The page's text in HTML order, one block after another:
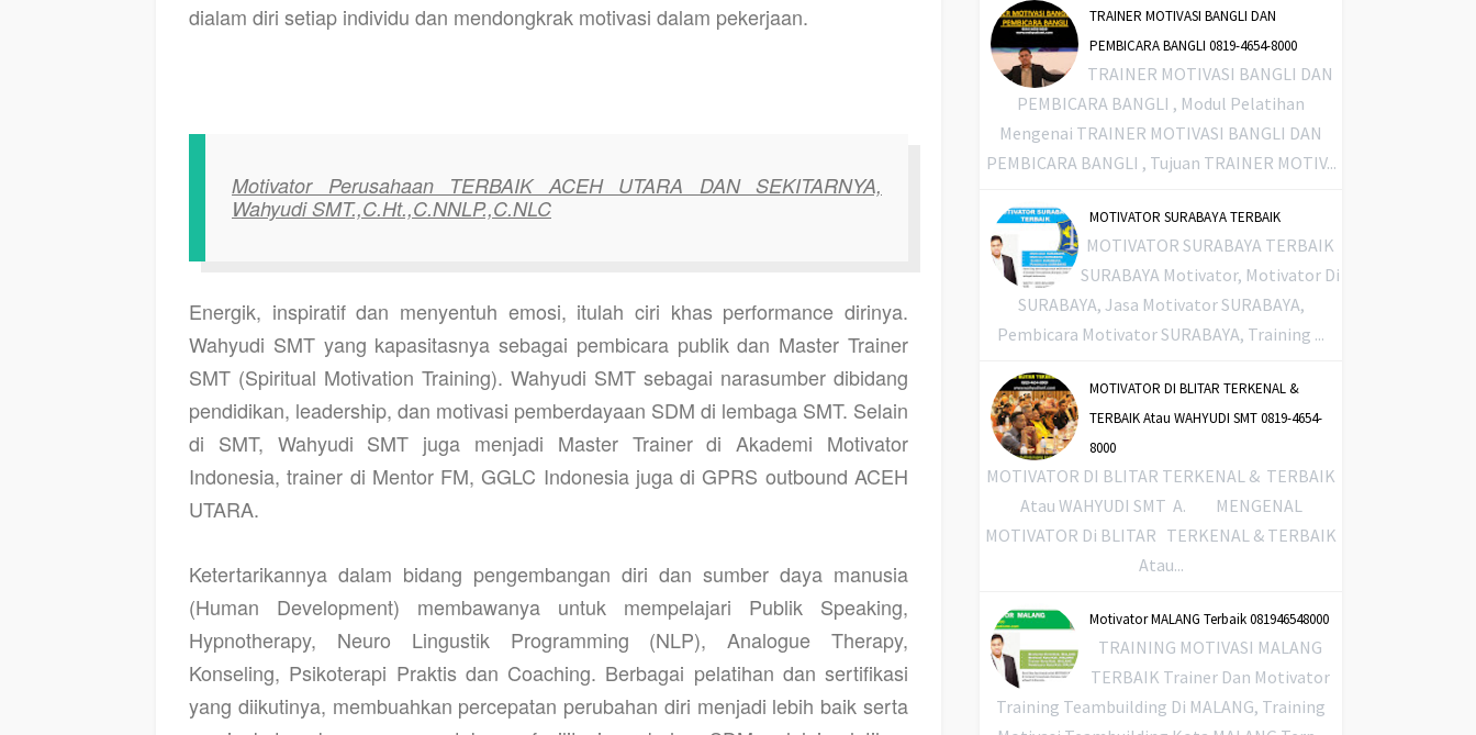
dialam diri setiap individu dan mendongkrak motivasi dalam pekerjaan.
Motivator Perusahaan TERBAIK ACEH UTARA DAN SEKITARNYA,
Wahyudi SMT.,C.Ht.,C.NNLP.,C.NLC
Energik, inspiratif dan menyentuh emosi, itulah ciri khas performance dirinya.
Wahyudi SMT yang kapasitasnya sebagai pembicara publik dan Master Trainer
SMT (Spiritual Motivation Training). Wahyudi SMT sebagai narasumber dibidang
pendidikan, leadership, dan motivasi pemberdayaan SDM di lembaga SMT. Selain
di SMT, Wahyudi SMT juga menjadi Master Trainer di Akademi Motivator
Indonesia, trainer di Mentor FM, GGLC Indonesia juga di GPRS outbound ACEH
UTARA.
Ketertarikannya dalam bidang pengembangan diri dan sumber daya manusia
(Human Development) membawanya untuk mempelajari Publik Speaking,
Hypnotherapy, Neuro Lingustik Programming (NLP), Analogue Therapy,
Konseling, Psikoterapi Praktis dan Coaching. Berbagai pelatihan dan sertifikasi
yang diikutinya, membuahkan percepatan perubahan diri menjadi lebih baik serta
TRAINER MOTIVASI BANGLI DAN
PEMBICARA BANGLI 0819-4654-8000
TRAINER MOTIVASI BANGLI DAN
PEMBICARA BANGLI , Modul Pelatihan
Mengenai TRAINER MOTIVASI BANGLI DAN
PEMBICARA BANGLI , Tujuan TRAINER MOTIV...
MOTIVATOR SURABAYA TERBAIK
MOTIVATOR SURABAYA TERBAIK
SURABAYA Motivator, Motivator Di
SURABAYA, Jasa Motivator SURABAYA,
Pembicara Motivator SURABAYA, Training ...
MOTIVATOR DI BLITAR TERKENAL &
TERBAIK Atau WAHYUDI SMT 0819-4654-
8000
MOTIVATOR DI BLITAR TERKENAL & TERBAIK
Atau WAHYUDI SMT A. MENGENAL
MOTIVATOR Di BLITAR TERKENAL & TERBAIK
Atau...
Motivator MALANG Terbaik 081946548000
TRAINING MOTIVASI MALANG
TERBAIK Trainer Dan Motivator
Training Teambuilding Di MALANG, Training